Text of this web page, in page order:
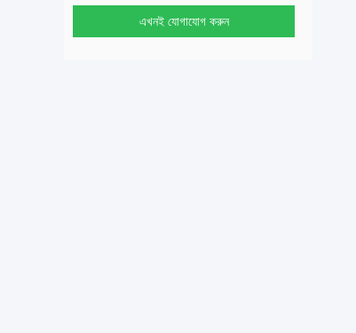
এখনই যোগাযোগ করুন